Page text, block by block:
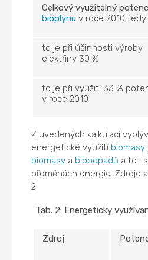
Celkový využitelný
bioplynu v roce 2010 tedy
to je při účinnosti výroby
elektřiny 30 %
to je při využití 33 %
v roce 2010
Z uvedených kalkulací
energetické využití biomasy
biomasy a bioodpadů a to i
přeměnách energie. Zdroje
2.
Tab. 2: Energeticky
Zdroj